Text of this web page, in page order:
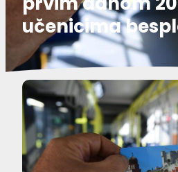
učenicima